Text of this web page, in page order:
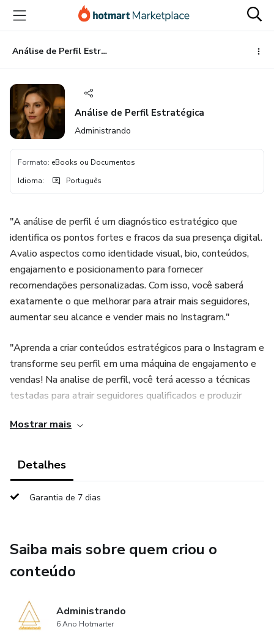
para
conteúdo
principal
para
pagamento
para
rodapé
Análise de Perfil Estratégica
Análise de Perfil Estratégica
Administrando
Formato: eBooks ou Documentos
Idioma: Português
"A análise de perfil é um diagnóstico estratégico que
identifica os pontos fortes e fracos da sua presença digital.
Avalio aspectos como identidade visual, bio, conteúdos,
engajamento e posicionamento para fornecer
recomendações personalizadas. Com isso, você saberá
exatamente o que melhorar para atrair mais seguidores,
aumentar seu alcance e vender mais no Instagram."
"Aprenda a criar conteúdos estratégicos para o Instagram e
transforme seu perfil em uma máquina de engajamento e
vendas! Na analise de perfil, você terá acesso a técnicas
testadas para atrair seguidores qualificados e produzir
recebe de brinde um material exclusivo com 515 ideias de
mais fique sem criatividade para criar vídeos virais!"
lembrando que assim que for feita a compra me mande o
A analise pode demorar até uma semana para se entregue
por conta da demanda.
Mostrar mais
Detalhes
Garantia de 7 dias
Saiba mais sobre quem criou o
conteúdo
Administrando
6 Ano Hotmarter